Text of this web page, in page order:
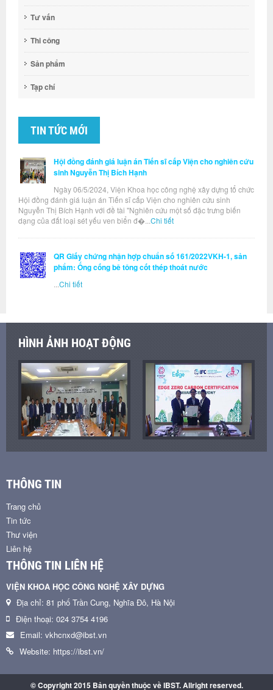
Tư vấn
Thi công
Sản phẩm
Tạp chí
TIN TỨC MỚI
Hội đồng đánh giá luận án Tiến sĩ cấp Viện cho nghiên cứu
sinh Nguyễn Thị Bích Hạnh
Ngày 06/5/2024, Viện Khoa học công nghệ xây dựng tổ chức
Hội đồng đánh giá luận án Tiến sĩ cấp Viện cho nghiên cứu sinh
Nguyễn Thị Bích Hạnh với đề tài "Nghiên cứu một số đặc trưng biến
dạng của đất loại sét yếu ven biển đ�... Chi tiết
QR Giấy chứng nhận hợp chuẩn số 161/2022VKH-1, sản
phẩm: Ống cống bê tông cốt thép thoát nước
Chi tiết
HÌNH ẢNH HOẠT ĐỘNG
THÔNG TIN
Trang chủ
Tin tức
Thư viện
Liên hệ
THÔNG TIN LIÊN HỆ
VIỆN KHOA HỌC CÔNG NGHỆ XÂY DỰNG
Địa chỉ: 81 phố Trần Cung, Nghĩa Đô, Hà Nội
Điện thoại: 024 3754 4196
Email: vkhcnxd@ibst.vn
Website: https://ibst.vn/
© Copyright 2015 Bản quyền thuộc về IBST. Allright reserved.